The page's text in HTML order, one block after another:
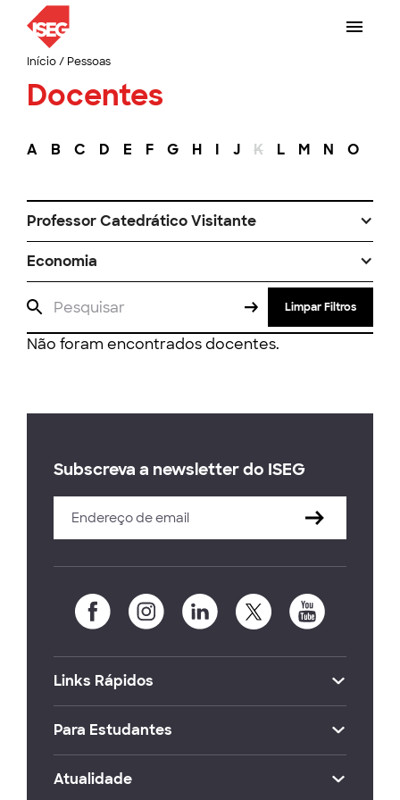
Início/ Pessoas
Docentes
A B C D E F G H I J K L M N O
Professor Catedrático Visitante
Economia
Limpar Filtros
Não foram encontrados docentes.
Subscreva a newsletter do ISEG
Links Rápidos
Para Estudantes
Atualidade